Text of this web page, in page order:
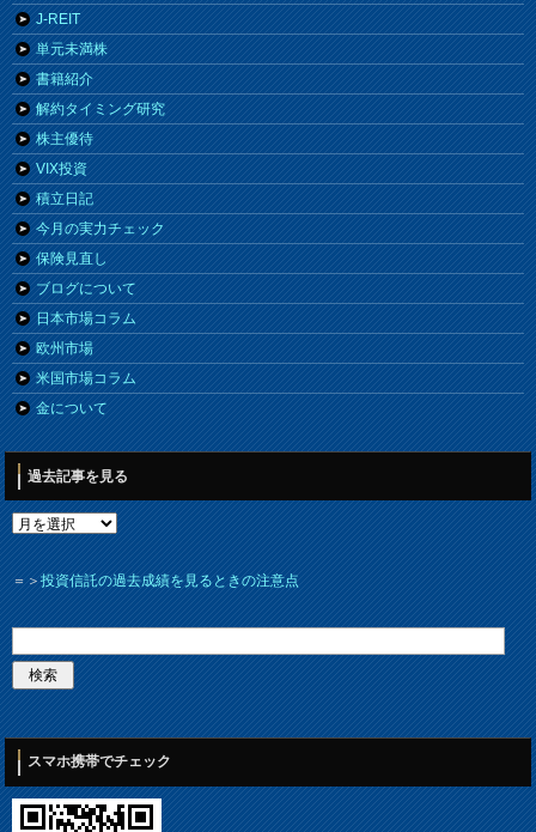
J-REIT
単元未満株
書籍紹介
解約タイミング研究
株主優待
VIX投資
積立日記
今月の実力チェック
保険見直し
ブログについて
日本市場コラム
欧州市場
米国市場コラム
金について
過去記事を見る
＝＞投資信託の過去成績を見るときの注意点
スマホ携帯でチェック